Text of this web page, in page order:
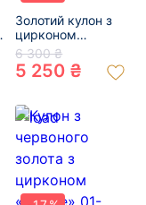
Золотий кулон з
цирконом
«Серце» 01-
200580220
6 300 ₴
5 250 ₴